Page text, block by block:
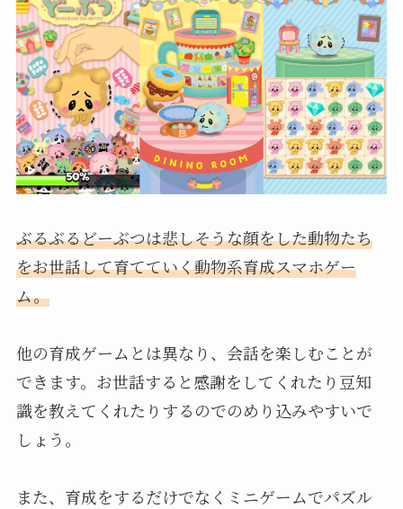
ぶるぶるどーぶつは悲しそうな顔をした動物たち
をお世話して育てていく動物系育成スマホゲー
ム。
他の育成ゲームとは異なり、会話を楽しむことが
できます。お世話すると感謝をしてくれたり豆知
識を教えてくれたりするのでのめり込みやすいで
しょう。
また、育成をするだけでなくミニゲームでパズル